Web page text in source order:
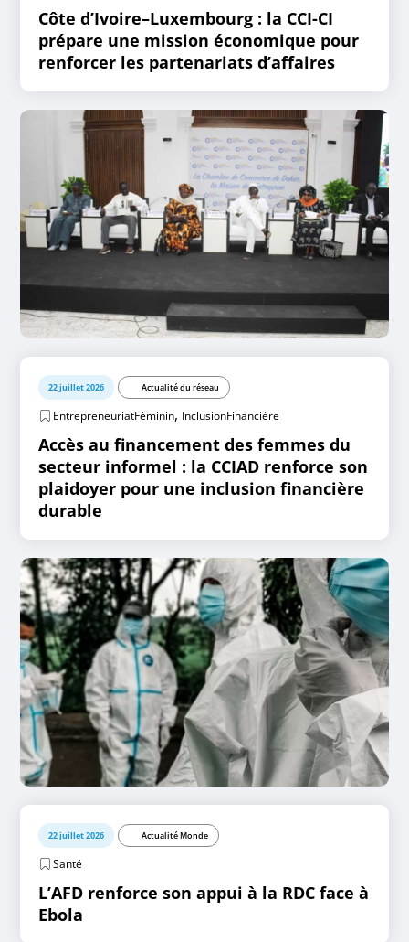
Côte d’Ivoire–Luxembourg : la CCI-CI
prépare une mission économique pour
renforcer les partenariats d’affaires
22 juillet 2026 Actualité du réseau
EntrepreneuriatFéminin, InclusionFinancière
Accès au financement des femmes du
secteur informel : la CCIAD renforce son
plaidoyer pour une inclusion financière
durable
22 juillet 2026 Actualité Monde
Santé
L’AFD renforce son appui à la RDC face à
Ebola